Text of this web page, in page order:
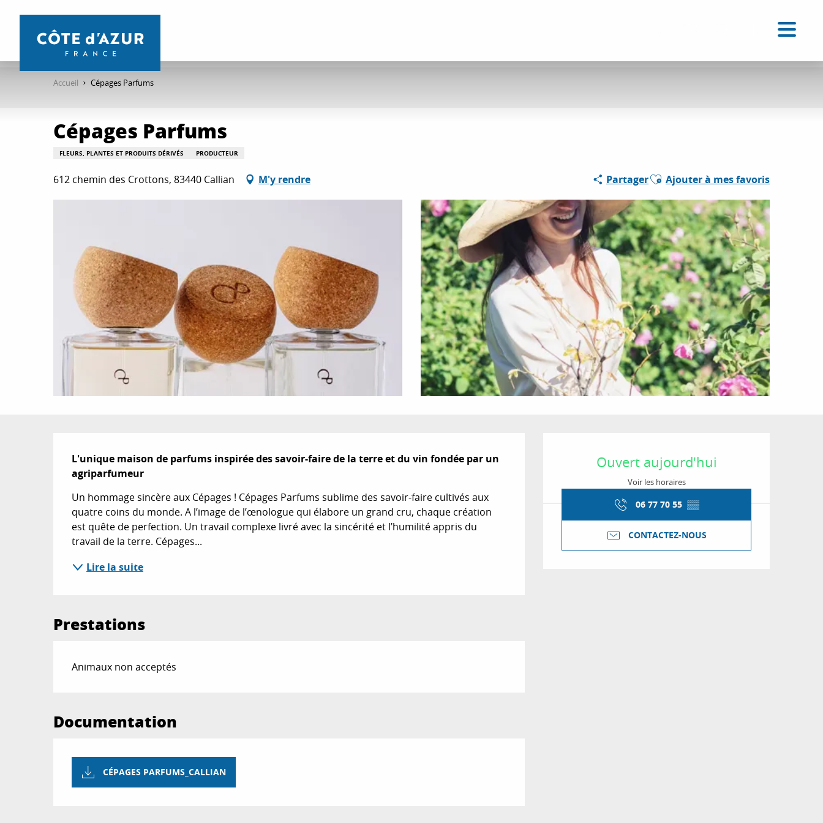
contenu
Accueil Cépages Parfums
Cépages Parfums
FLEURS, PLANTES ET PRODUITS DÉRIVÉS PRODUCTEUR
612 chemin des Crottons, 83440 Callian M'y rendre PartagerAjouter aux favoris
Ajouter à mes favoris
Ouverture et
Ouvert aujourd'hui
Voir les horaires
06 77 70 55 ▒▒
CONTACTEZ-NOUS
Description
L'unique maison de parfums inspirée des savoir-faire de la terre et du vin fondée par un
agriparfumeur
Un hommage sincère aux Cépages ! Cépages Parfums sublime des savoir-faire cultivés aux
quatre coins du monde. A l’image de l’œnologue qui élabore un grand cru, chaque création
est quête de perfection. Un travail complexe livré avec la sincérité et l’humilité appris du
travail de la terre. Cépages...
Lire la suite
Prestations
Animaux non acceptés
Documentation
CÉPAGES PARFUMS_CALLIAN